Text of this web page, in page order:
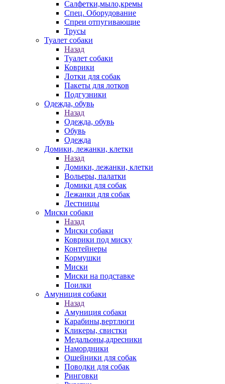
Салфетки,мыло,кремы
Спец. Оборудование
Спреи отпугивающие
Трусы
Туалет собаки
Назад
Туалет собаки
Коврики
Лотки для собак
Пакеты для лотков
Подгузники
Одежда, обувь
Назад
Одежда, обувь
Обувь
Одежда
Домики, лежанки, клетки
Назад
Домики, лежанки, клетки
Вольеры, палатки
Домики для собак
Лежанки для собак
Лестницы
Миски собаки
Назад
Миски собаки
Коврики под миску
Контейнеры
Кормушки
Миски
Миски на подставке
Поилки
Амуниция собаки
Назад
Амуниция собаки
Карабины,вертлюги
Кликеры, свистки
Медальоны,адресники
Намордники
Ошейники для собак
Поводки для собак
Ринговки